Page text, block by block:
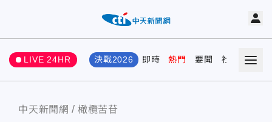
LIVE 24HR 決戰2026 即時 熱門 要聞 社會 娛樂
中天新聞網 橄欖苦苷